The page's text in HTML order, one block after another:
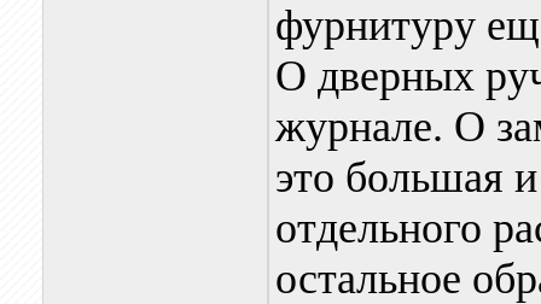
фурнитуру
О дверных
журнале. О
это большая
отдельного
остальное